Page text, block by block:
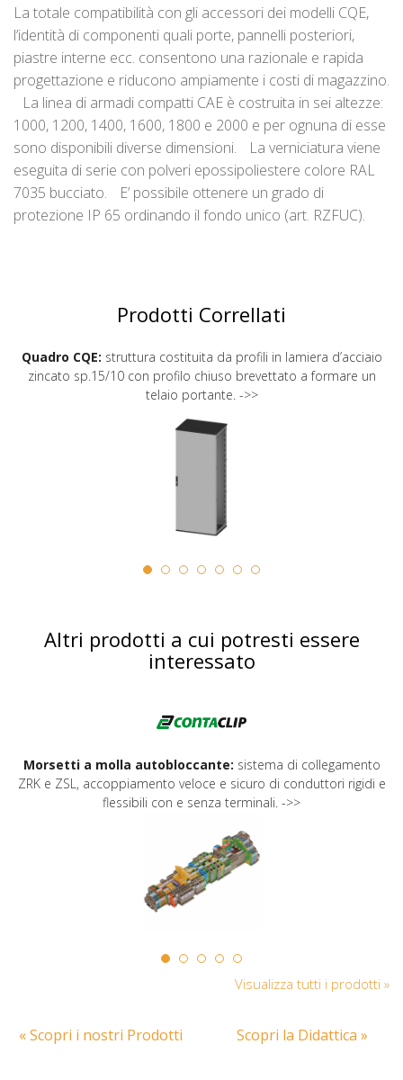
La totale compatibilità con gli accessori dei modelli CQE,
l’identità di componenti quali porte, pannelli posteriori,
piastre interne ecc. consentono una razionale e rapida
progettazione e riducono ampiamente i costi di magazzino.
La linea di armadi compatti CAE è costruita in sei altezze:
1000, 1200, 1400, 1600, 1800 e 2000 e per ognuna di esse
sono disponibili diverse dimensioni. La verniciatura viene
eseguita di serie con polveri epossipoliestere colore RAL
7035 bucciato. E’ possibile ottenere un grado di
protezione IP 65 ordinando il fondo unico (art. RZFUC).
Prodotti Correllati
Quadro CQE: struttura costituita da profili in lamiera d’acciaio
zincato sp.15/10 con profilo chiuso brevettato a formare un
telaio portante. ->>
Altri prodotti a cui potresti essere
interessato
Morsetti a molla autobloccante: sistema di collegamento
ZRK e ZSL, accoppiamento veloce e sicuro di conduttori rigidi e
flessibili con e senza terminali. ->>
Visualizza tutti i prodotti »
« Scopri i nostri Prodotti Scopri la Didattica »